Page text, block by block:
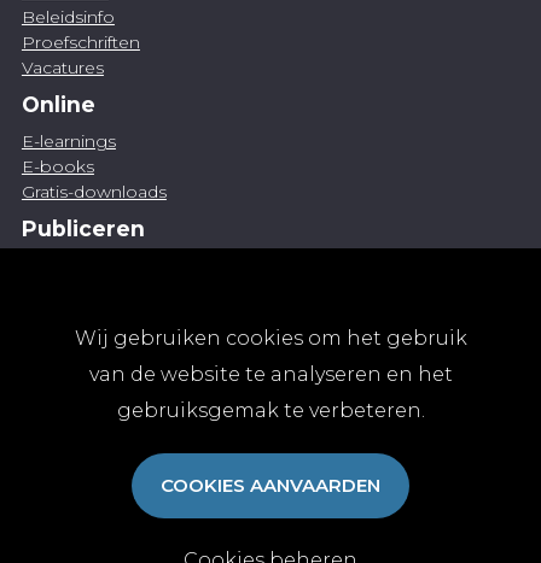
Wij gebruiken cookies om het gebruik
van de website te analyseren en het
gebruiksgemak te verbeteren.
COOKIES AANVAARDEN
Beleidsinfo
Proefschriften
Vacatures
Online
E-learnings
E-books
Gratis-downloads
Publiceren
Abonnementen
Algemene abonnementsvoorwaarden